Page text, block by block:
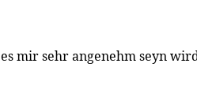
mir sehr angenehm seyn